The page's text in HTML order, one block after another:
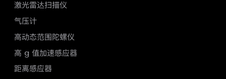
激光雷达扫描仪
气压计
高动态范围陀螺仪
高 g 值加速感应器
距离感应器